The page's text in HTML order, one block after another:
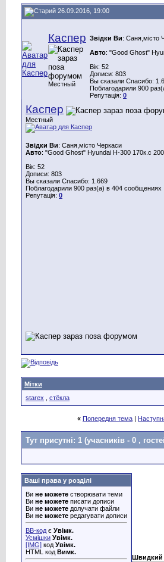
26.09.2016, 19:00
Каспер
Местный
Звідки Ви: Саня,місто
Авто: "Good Ghost"
Вік: 52
Дописи: 803
Вы сказали Спасибо:
Поблагодарили 900
Репутація: 0
Каспер
Местный
Звідки Ви: Саня,місто Черкаси
Авто: "Good Ghost" Hyundai H-300 170к.с
Вік: 52
Дописи: 803
Вы сказали Спасибо: 1.669
Поблагодарили 900 раз(а) в 404 сообщениях
Репутація: 0
Мітки
starex
стёкла
« Попередня тема |
Тут присутні: 1 (учасників - 0 ,
Ваші права у розділі
Ви не можете створювати теми
Ви не можете писати дописи
Ви не можете долучати файли
Ви не можете редагувати дописи
BB-код є Увімк.
Усмішки Увімк.
[IMG] код Увімк.
HTML код Вимк.
Швидкий